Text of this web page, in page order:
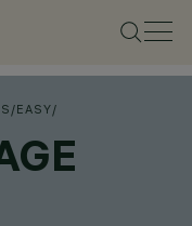
/EASY/